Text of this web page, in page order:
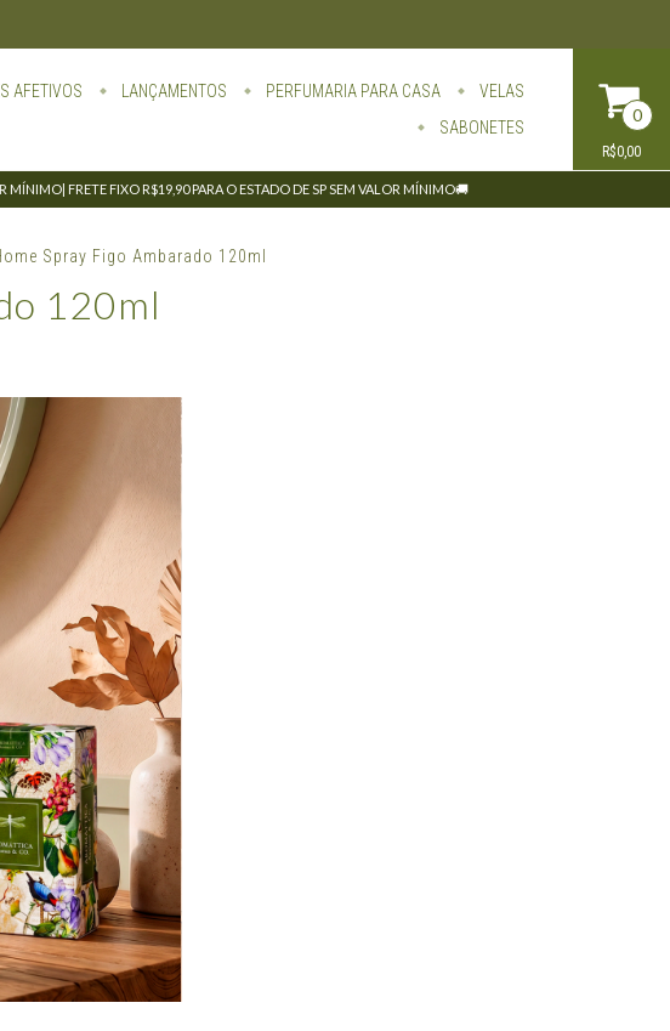
AFETIVOS LANÇAMENTOS PERFUMARIA PARA CASA
VELAS
SABONETES
0
R$0,00
MÍNIMO| FRETE FIXO R$19,90 PARA O ESTADO DE SP SEM VALOR MÍNIMO🚚
Spray Figo Ambarado 120ml
120ml